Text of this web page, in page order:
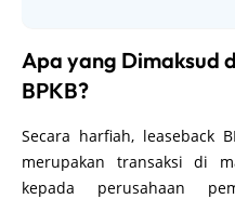
Apa yang Dimaksud
BPKB?
Secara harfiah, leaseback
merupakan transaksi di
kepada perusahaan